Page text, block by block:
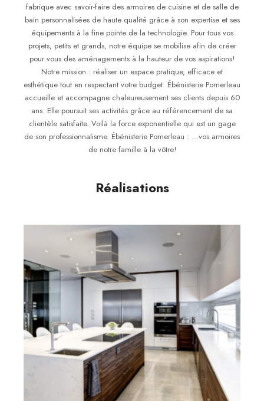
fabrique avec savoir-faire des armoires de cuisine et de salle de
bain personnalisées de haute qualité grâce à son expertise et ses
équipements à la fine pointe de la technologie. Pour tous vos
projets, petits et grands, notre équipe se mobilise afin de créer
pour vous des aménagements à la hauteur de vos aspirations!
Notre mission : réaliser un espace pratique, efficace et
esthétique tout en respectant votre budget. Ébénisterie Pomerleau
accueille et accompagne chaleureusement ses clients depuis 60
ans. Elle poursuit ses activités grâce au référencement de sa
clientèle satisfaite. Voilà la force exponentielle qui est un gage
de son professionnalisme. Ébénisterie Pomerleau : …vos armoires
de notre famille à la vôtre!
Réalisations